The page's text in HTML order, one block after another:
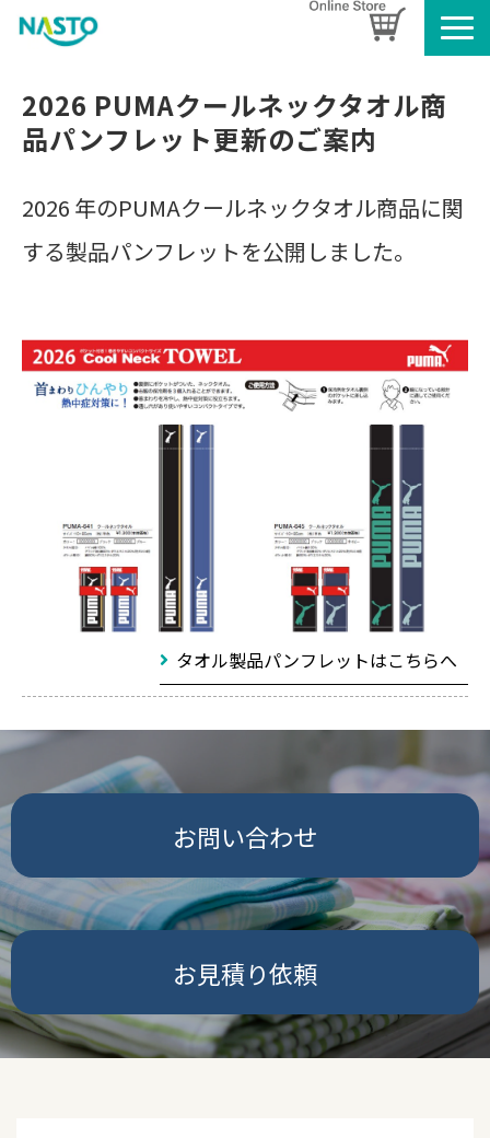
製品情報
お知らせ
2026 PUMAクールネックタオル商
品パンフレット更新のご案内
2026 年のPUMAクールネックタオル商品に関
する製品パンフレットを公開しました。
タオル製品パンフレットはこちらへ
お問い合わせ
お見積り依頼